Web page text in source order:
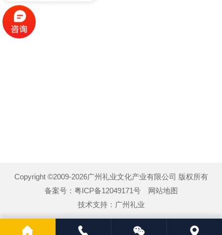
Copyright ©2009-2026广州礼业文化产业有限公司 版权所有
备案号： 粤ICP备12049171号
网站地图
技术支持： 广州礼业